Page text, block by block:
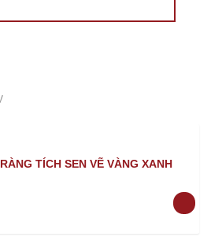
TÍCH SEN VẼ VÀNG XANH